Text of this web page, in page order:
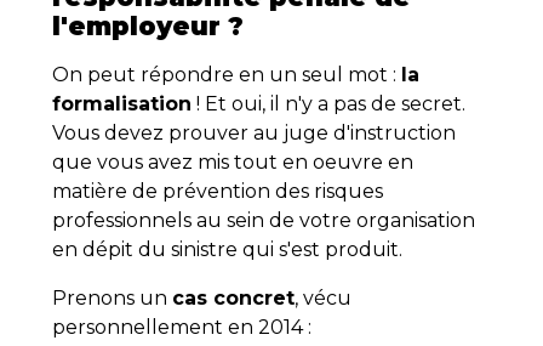
l'employeur ?
On peut répondre en un seul mot : la
formalisation ! Et oui, il n'y a pas de secret.
Vous devez prouver au juge d'instruction
que vous avez mis tout en oeuvre en
matière de prévention des risques
professionnels au sein de votre organisation
en dépit du sinistre qui s'est produit.
Prenons un cas concret, vécu
personnellement en 2014 :